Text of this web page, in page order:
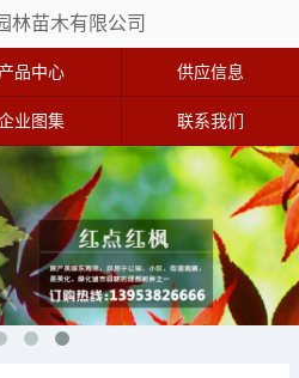
林苗木有限公司
产品中心 供应信息
业图集 联系我们